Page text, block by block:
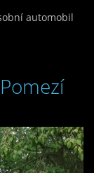
automobil